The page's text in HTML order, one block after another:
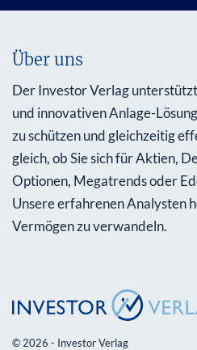
Über uns
Der Investor Verlag
und innovativen Anlage-
zu schützen und gleichzeitig
gleich, ob Sie sich für Aktien,
Optionen, Megatrends oder
Unsere erfahrenen Analysten
Vermögen zu verwandeln.
© 2026 - Investor Verlag